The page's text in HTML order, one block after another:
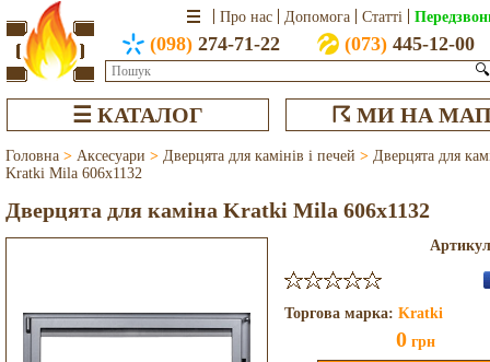
Про нас Допомога Статті
(098) 274-71-22 (073)445-12-00
🔍
☰ КАТАЛОГ ☈ МИ НА
Головна > Аксесуари > Дверцята для камінів і печей > Дверцята для
Kratki Mila 606x1132
Дверцята для каміна Kratki Mila 606x1132
Торгова марка: Kratki
0 грн